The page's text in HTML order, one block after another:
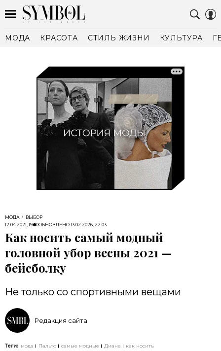
МОДА КРАСОТА СТИЛЬ ЖИЗНИ КУЛЬТУРА
МОДА
ВЫБОР
12.04.2021, 19:00ОБНОВЛЕНО13.02.2026, 22:03
Как носить самый модный
головной убор весны 2021 —
бейсболку
Не только со спортивными вещами
Редакция сайта
Теги: мода Пальто самые модные Диана как носить